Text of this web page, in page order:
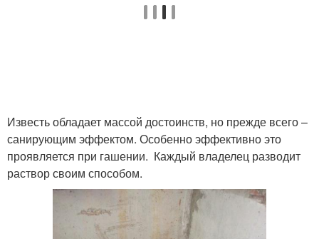
Известь обладает массой достоинств, но прежде всего –
санирующим эффектом. Особенно эффективно это
проявляется при гашении. Каждый владелец разводит
раствор своим способом.